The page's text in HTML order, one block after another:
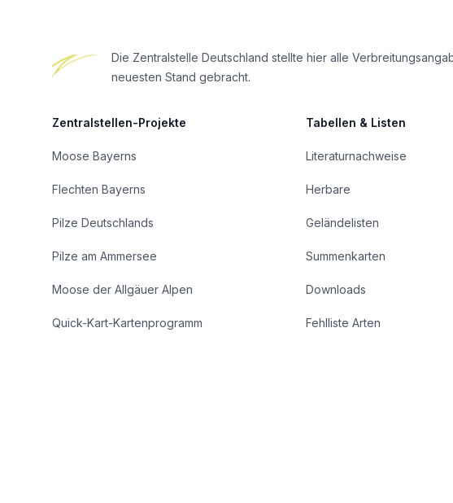
Die Zentralstelle Deutschland stellte hier alle
neuesten Stand gebracht.
Zentralstellen-Projekte
Moose Bayerns
Flechten Bayerns
Pilze Deutschlands
Pilze am Ammersee
Moose der Allgäuer Alpen
Quick-Kart-Kartenprogramm
Tabellen & Listen
Literaturnachweise
Herbare
Geländelisten
Summenkarten
Downloads
Fehlliste Arten